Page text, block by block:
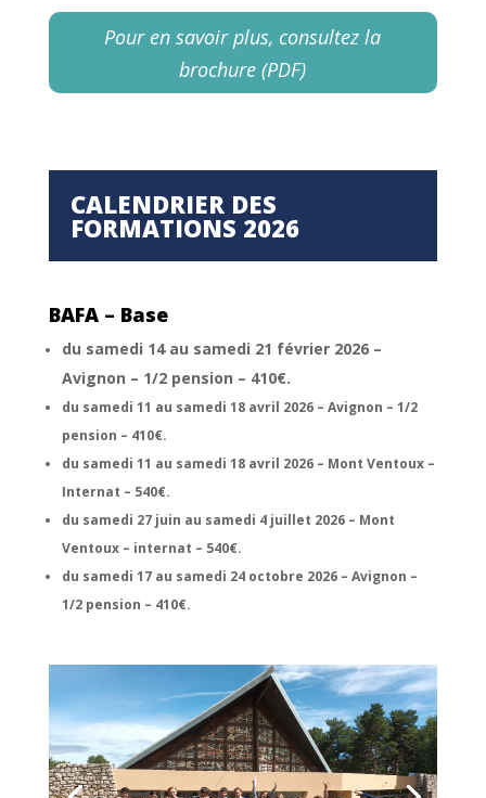
Pour en savoir plus, consultez la
brochure (PDF)
CALENDRIER DES
FORMATIONS 2026
BAFA – Base
du samedi 14 au samedi 21 février 2026 –
Avignon – 1/2 pension – 410€.
du samedi 11 au samedi 18 avril 2026 – Avignon – 1/2
pension – 410€.
du samedi 11 au samedi 18 avril 2026 – Mont Ventoux –
Internat – 540€.
du samedi 27 juin au samedi 4 juillet 2026 – Mont
Ventoux – internat – 540€.
du samedi 17 au samedi 24 octobre 2026 – Avignon –
1/2 pension – 410€.